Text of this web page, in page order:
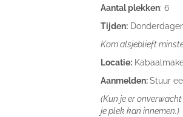
Aantal plekken: 6
Tijden:
Kom alsjeblieft
Locatie:
Aanmelden:Stuur
(Kun je er
je plek kan innemen.)